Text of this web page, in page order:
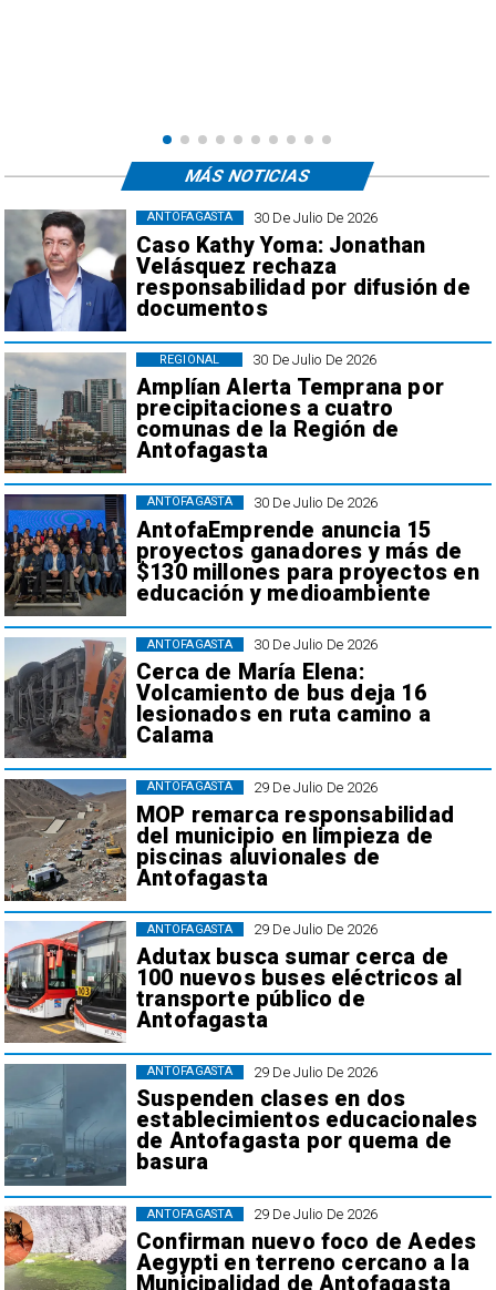
30 De Julio De 2026
Caso Kathy Yoma: Jonathan
Velásquez rechaza
responsabilidad por difusión de
documentos
ANTOFAGASTA
30 De Julio De 2026
Amplían Alerta Temprana por
precipitaciones a cuatro
comunas de la Región de
Antofagasta
REGIONAL
30 De Julio De 2026
AntofaEmprende anuncia 15
proyectos ganadores y más de
$130 millones para proyectos en
educación y medioambiente
ANTOFAGASTA
30 De Julio De 2026
Cerca de María Elena:
Volcamiento de bus deja 16
lesionados en ruta camino a
Calama
ANTOFAGASTA
29 De Julio De 2026
MOP remarca responsabilidad
del municipio en limpieza de
piscinas aluvionales de
Antofagasta
ANTOFAGASTA
29 De Julio De 2026
Adutax busca sumar cerca de
100 nuevos buses eléctricos al
transporte público de
Antofagasta
ANTOFAGASTA
29 De Julio De 2026
Suspenden clases en dos
establecimientos educacionales
de Antofagasta por quema de
basura
ANTOFAGASTA
29 De Julio De 2026
Confirman nuevo foco de Aedes
Aegypti en terreno cercano a la
Municipalidad de Antofagasta
ANTOFAGASTA
MÁS NOTICIAS